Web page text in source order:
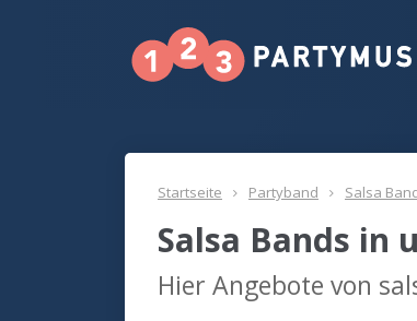
Startseite Partyband Salsa
Salsa Bands in
Hier Angebote von